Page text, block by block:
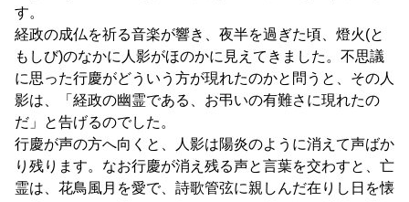
す。
経政の成仏を祈る音楽が響き、夜半を過ぎた頃、燈火(と
もしび)のなかに人影がほのかに見えてきました。不思議
に思った行慶がどういう方が現れたのかと問うと、その人
影は、「経政の幽霊である、お弔いの有難さに現れたの
だ」と告げるのでした。
行慶が声の方へ向くと、人影は陽炎のように消えて声ばか
り残ります。なお行慶が消え残る声と言葉を交わすと、亡
霊は、花鳥風月を愛で、詩歌管弦に親しんだ在りし日を懐